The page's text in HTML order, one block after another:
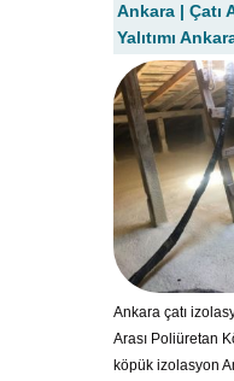
Ankara | Çatı
Yalıtımı
Ankara çatı
Arası Poliüretan
köpük izolasyon